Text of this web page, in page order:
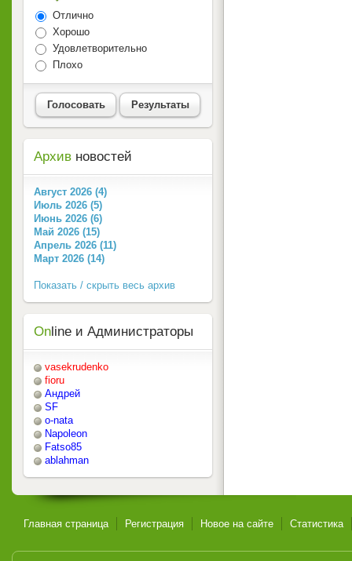
Отлично
Хорошо
Удовлетворительно
Плохо
Голосовать Результаты
Архив новостей
Август 2026 (4)
Июль 2026 (5)
Июнь 2026 (6)
Май 2026 (15)
Апрель 2026 (11)
Март 2026 (14)
Показать / скрыть весь архив
On line и Администраторы
vasekrudenko
fioru
Андрей
SF
o-nata
Napoleon
Fatso85
ablahman
Главная страница Регистрация Новое на сайте Статистика